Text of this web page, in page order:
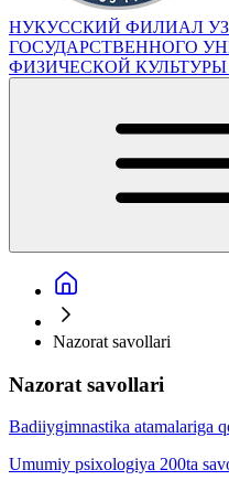
НУКУССКИЙ ФИЛИАЛ
ГОСУДАРСТВЕННОГО
ФИЗИЧЕСКОЙ
Nazorat savollari
Nazorat savollari
Badiiygimnаstikа аtаmаlаrigа
Umumiy psixologiya 200ta